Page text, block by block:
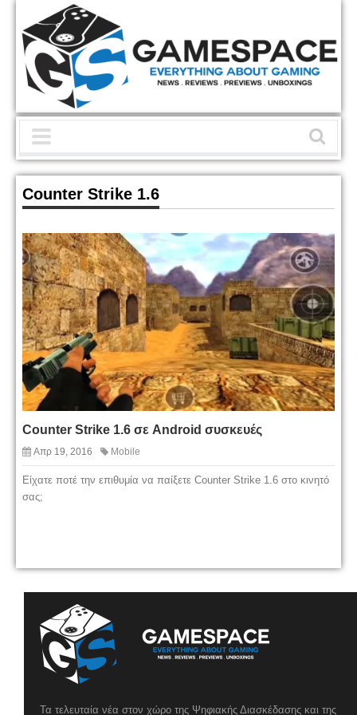
Counter Strike 1.6
Counter Strike 1.6 σε Android συσκευές
Απρ 19, 2016 Mobile
Είχατε ποτέ την επιθυμία να παίξετε Counter Strike 1.6 στο κινητό
σας;
Τα τελευταία νέα στον χώρο της Ψηφιακής Διασκέδασης και της